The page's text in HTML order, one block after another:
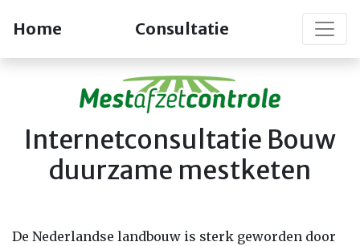
Home Consultatie
Internetconsultatie Bouw
duurzame mestketen
De Nederlandse landbouw is sterk geworden door